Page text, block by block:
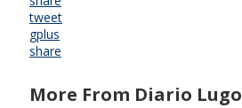
tweet
gplus
share
More From Diario Lugo